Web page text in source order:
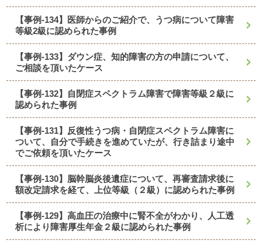
【事例-134】医師からのご紹介で、うつ病について障害
等級2級に認められた事例
【事例-133】ダウン症、知的障害の方の申請について、
ご相談を頂いたケース
【事例-132】自閉症スペクトラム障害で障害等級２級に
認められた事例
【事例-131】反復性うつ病・自閉症スペクトラム障害に
ついて、自分で手続きを進めていたが、行き詰まり途中
でご依頼を頂いたケース
【事例-130】脳幹脳炎後遺症について、再審査請求後に
額改定請求を経て、上位等級（２級）に認められた事例
【事例-129】高血圧の治療中に腎不全がわかり、人工透
析により障害厚生年金２級に認められた事例